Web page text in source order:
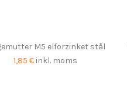
M5 elforzinket stål
1,85 € inkl. moms